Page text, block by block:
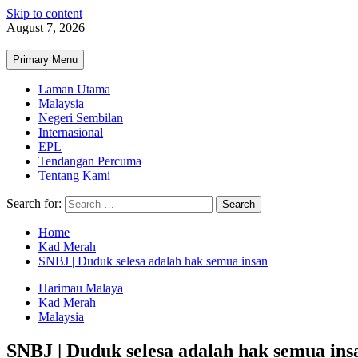
Skip to content
August 7, 2026
Primary Menu
Laman Utama
Malaysia
Negeri Sembilan
Internasional
EPL
Tendangan Percuma
Tentang Kami
Search for:
Home
Kad Merah
SNBJ | Duduk selesa adalah hak semua insan
Harimau Malaya
Kad Merah
Malaysia
SNBJ | Duduk selesa adalah hak semua